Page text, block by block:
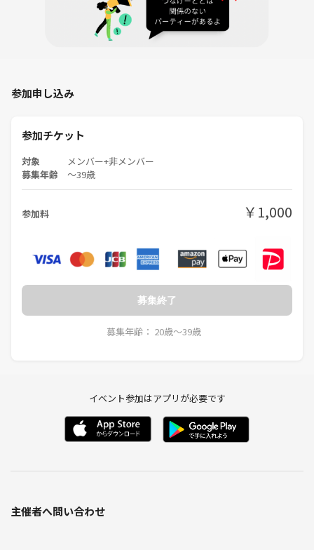
参加申し込み
参加チケット
対象 メンバー+非メンバー
募集年齢 〜39歳
参加料 ￥1,000
募集終了
募集年齢： 20歳〜39歳
イベント参加はアプリが必要です
主催者へ問い合わせ